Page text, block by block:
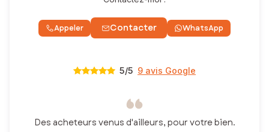
Appeler Contacter WhatsApp
5/5 9 avis Google
Des acheteurs venus d'ailleurs, pour votre bien.